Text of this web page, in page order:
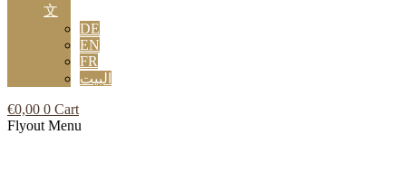
文
DE
EN
FR
البيت
€0,00 0 Cart
Flyout Menu